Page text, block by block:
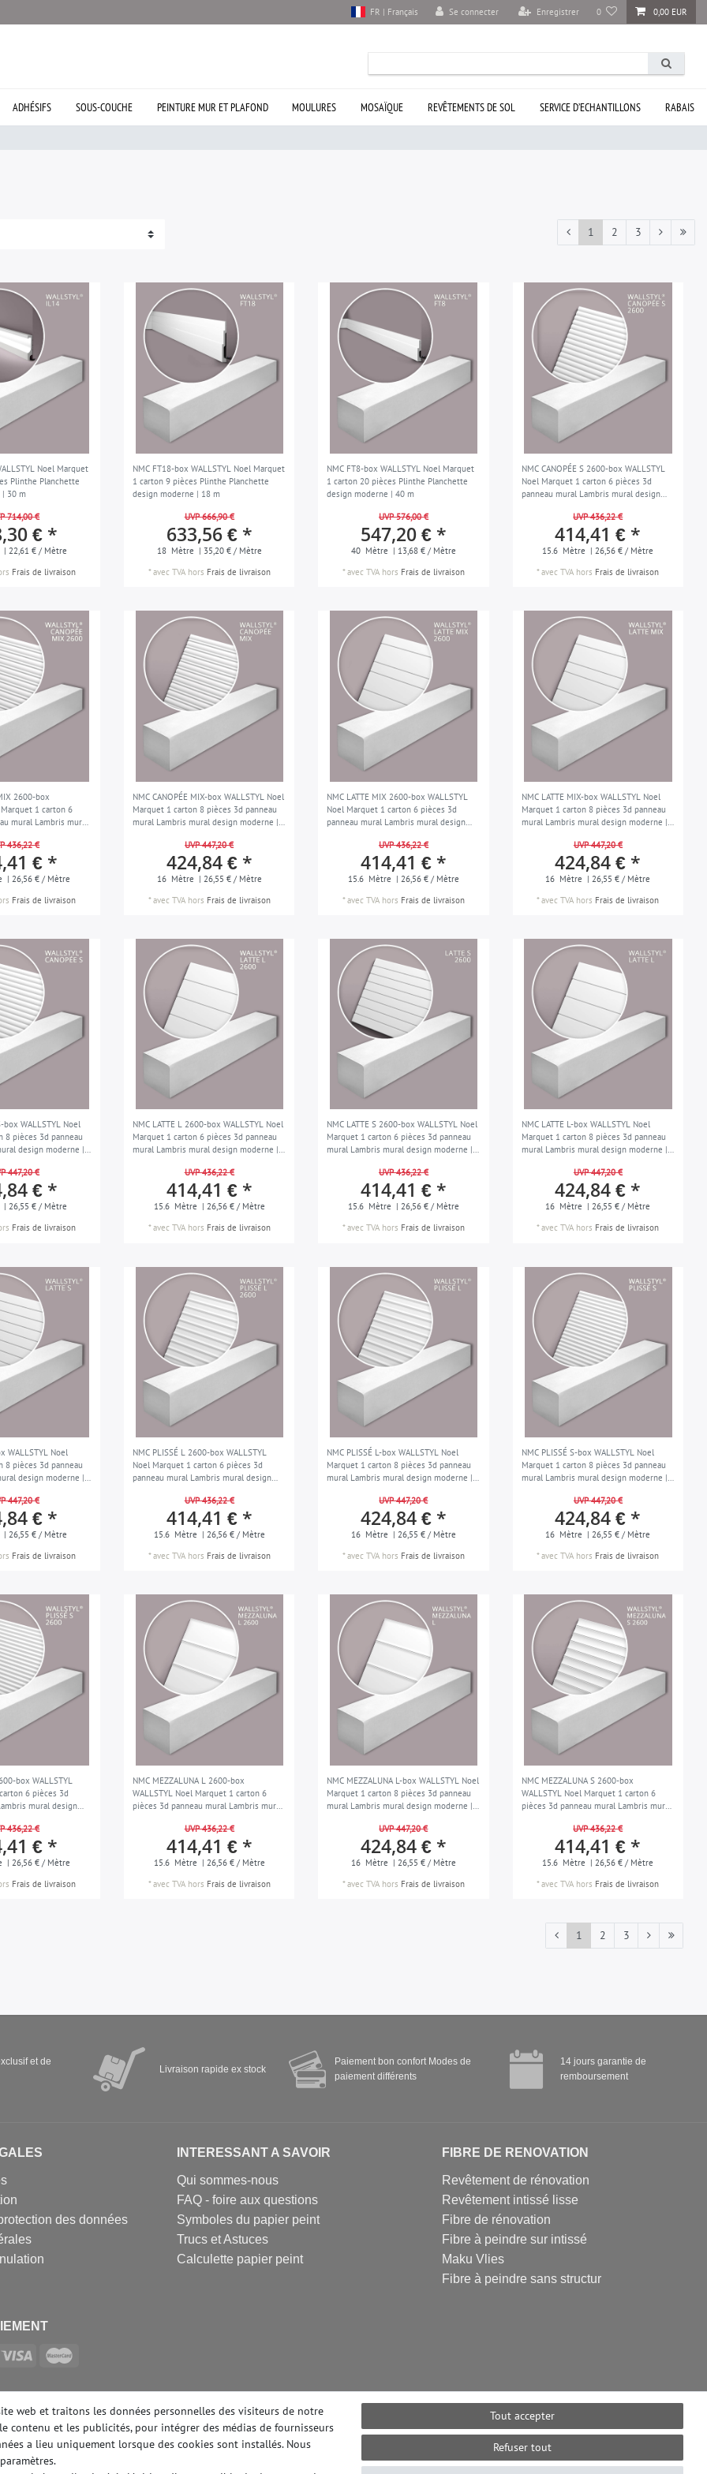
Se connecter Enregistrer 0 0,00 EUR
FR | Français
ADHÉSIFS SOUS-COUCHE PEINTURE MUR ET PLAFOND MOULURES MOSAÏQUE REVÊTEMENTS DE SOL SERVICE D’ECHANTILLONS RABAIS
1 2 3
Noel Marquet
Plinthe Planchette
| 30 m
714,00 €
€ *
| 22,61 € / Mètre
Frais de livraison
NMC FT18-box WALLSTYL Noel Marquet
1 carton 9 pièces Plinthe Planchette
design moderne | 18 m
UVP 666,90 €
633,56 € *
18 Mètre | 35,20 € / Mètre
*avec TVAhors Frais de livraison
NMC FT8-box WALLSTYL Noel Marquet
1 carton 20 pièces Plinthe Planchette
design moderne | 40 m
UVP 576,00 €
547,20 € *
40 Mètre | 13,68 € / Mètre
*avec TVAhors Frais de livraison
NMC CANOPÉE S 2600-box WALLSTYL
Noel Marquet 1 carton 6 pièces 3d
panneau mural Lambris mural design
UVP 436,22 €
414,41 € *
15.6 Mètre | 26,56 € / Mètre
*avec TVA hors Frais de livraison
2600-box
Marquet 1 carton 6
mural Lambris mural
436,22 €
€ *
| 26,56 € / Mètre
Frais de livraison
NMC CANOPÉE MIX-box WALLSTYL Noel
Marquet 1 carton 8 pièces 3d panneau
mural Lambris mural design moderne |
UVP 447,20 €
424,84 € *
16 Mètre | 26,55 € / Mètre
*avec TVAhors Frais de livraison
NMC LATTE MIX 2600-box WALLSTYL
Noel Marquet 1 carton 6 pièces 3d
panneau mural Lambris mural design
UVP 436,22 €
414,41 € *
15.6 Mètre | 26,56 € / Mètre
*avec TVAhors Frais de livraison
NMC LATTE MIX-box WALLSTYL Noel
Marquet 1 carton 8 pièces 3d panneau
mural Lambris mural design moderne |
UVP 447,20 €
424,84 € *
16 Mètre | 26,55 € / Mètre
*avec TVA hors Frais de livraison
box WALLSTYL Noel
8 pièces 3d panneau
design moderne |
447,20 €
€ *
| 26,55 € / Mètre
Frais de livraison
NMC LATTE L 2600-box WALLSTYL Noel
Marquet 1 carton 6 pièces 3d panneau
mural Lambris mural design moderne |
UVP 436,22 €
414,41 € *
15.6 Mètre | 26,56 € / Mètre
*avec TVAhors Frais de livraison
NMC LATTE S 2600-box WALLSTYL Noel
Marquet 1 carton 6 pièces 3d panneau
mural Lambris mural design moderne |
UVP 436,22 €
414,41 € *
15.6 Mètre | 26,56 € / Mètre
*avec TVAhors Frais de livraison
NMC LATTE L-box WALLSTYL Noel
Marquet 1 carton 8 pièces 3d panneau
mural Lambris mural design moderne |
UVP 447,20 €
424,84 € *
16 Mètre | 26,55 € / Mètre
*avec TVA hors Frais de livraison
WALLSTYL Noel
8 pièces 3d panneau
design moderne |
447,20 €
€ *
| 26,55 € / Mètre
Frais de livraison
NMC PLISSÉ L 2600-box WALLSTYL
Noel Marquet 1 carton 6 pièces 3d
panneau mural Lambris mural design
UVP 436,22 €
414,41 € *
15.6 Mètre | 26,56 € / Mètre
*avec TVAhors Frais de livraison
NMC PLISSÉ L-box WALLSTYL Noel
Marquet 1 carton 8 pièces 3d panneau
mural Lambris mural design moderne |
UVP 447,20 €
424,84 € *
16 Mètre | 26,55 € / Mètre
*avec TVAhors Frais de livraison
NMC PLISSÉ S-box WALLSTYL Noel
Marquet 1 carton 8 pièces 3d panneau
mural Lambris mural design moderne |
UVP 447,20 €
424,84 € *
16 Mètre | 26,55 € / Mètre
*avec TVA hors Frais de livraison
box WALLSTYL
6 pièces 3d
mural design
436,22 €
€ *
| 26,56 € / Mètre
Frais de livraison
NMC MEZZALUNA L 2600-box
WALLSTYL Noel Marquet 1 carton 6
pièces 3d panneau mural Lambris mural
UVP 436,22 €
414,41 € *
15.6 Mètre | 26,56 € / Mètre
*avec TVAhors Frais de livraison
NMC MEZZALUNA L-box WALLSTYL Noel
Marquet 1 carton 8 pièces 3d panneau
mural Lambris mural design moderne |
UVP 447,20 €
424,84 € *
16 Mètre | 26,55 € / Mètre
*avec TVAhors Frais de livraison
NMC MEZZALUNA S 2600-box
WALLSTYL Noel Marquet 1 carton 6
pièces 3d panneau mural Lambris mural
UVP 436,22 €
414,41 € *
15.6 Mètre | 26,56 € / Mètre
*avec TVA hors Frais de livraison
1 2 3
et de
Livraison rapide ex stock
Paiement bon confort Modes de
paiement différents
14 jours garantie de
remboursement
des données
INTERESSANT A SAVOIR
Qui sommes-nous
FAQ - foire aux questions
Symboles du papier peint
Trucs et Astuces
Calculette papier peint
FIBRE DE RENOVATION
Revêtement de rénovation
Revêtement intissé lisse
Fibre de rénovation
Fibre à peindre sur intissé
Maku Vlies
Fibre à peindre sans structur
web et traitons les données personnelles des visiteurs de notre
contenu et les publicités, pour intégrer des médias de fournisseurs
a lieu uniquement lorsque des cookies sont installés. Nous
Tout accepter
Refuser tout